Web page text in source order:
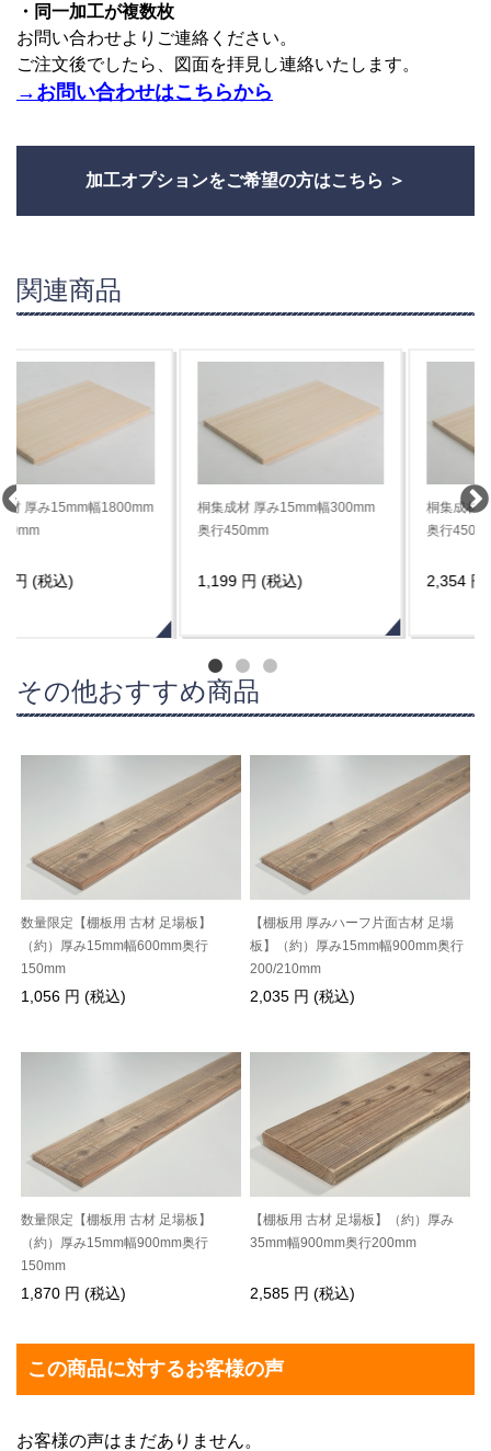
・同一加工が複数枚
お問い合わせよりご連絡ください。
ご注文後でしたら、図面を拝見し連絡いたします。
→お問い合わせはこちらから
加工オプションをご希望の方はこちら
関連商品
桐集成材 厚み15mm幅300mm
奥行450mm
1,199 円 (税込)
桐集成材 厚み15mm幅600mm
奥行450mm
2,354 円 (税込)
その他おすすめ商品
数量限定【棚板用 古材 足場板】
（約）厚み15mm幅600mm奥行
150mm
1,056 円 (税込)
【棚板用 厚みハーフ片面古材 足場
板】（約）厚み15mm幅900mm奥行
200/210mm
2,035 円 (税込)
数量限定【棚板用 古材 足場板】
（約）厚み15mm幅900mm奥行
150mm
1,870 円 (税込)
【棚板用 古材 足場板】（約）厚み
35mm幅900mm奥行200mm
2,585 円 (税込)
この商品に対するお客様の声
お客様の声はまだありません。